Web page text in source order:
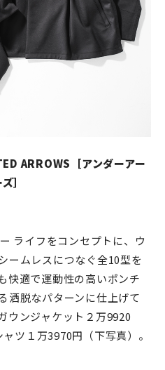
ARROWS［アンダーアー
］
ライフをコンセプトに、ウ
ームレスにつなぐ全10型を
快適で運動性の高いポンチ
洒脱なパターンに仕上げて
ウンジャケット２万9920
ツ１万3970円（下写真）。